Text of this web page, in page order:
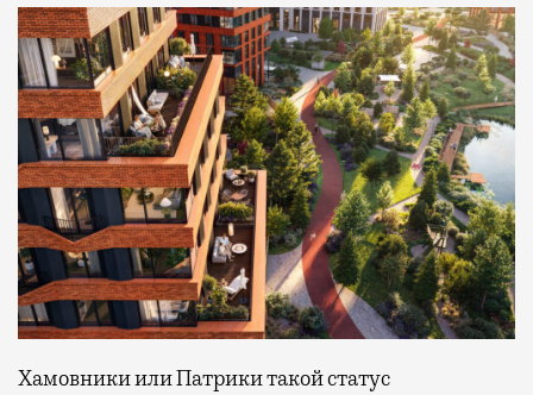
Хамовники или Патрики такой статус